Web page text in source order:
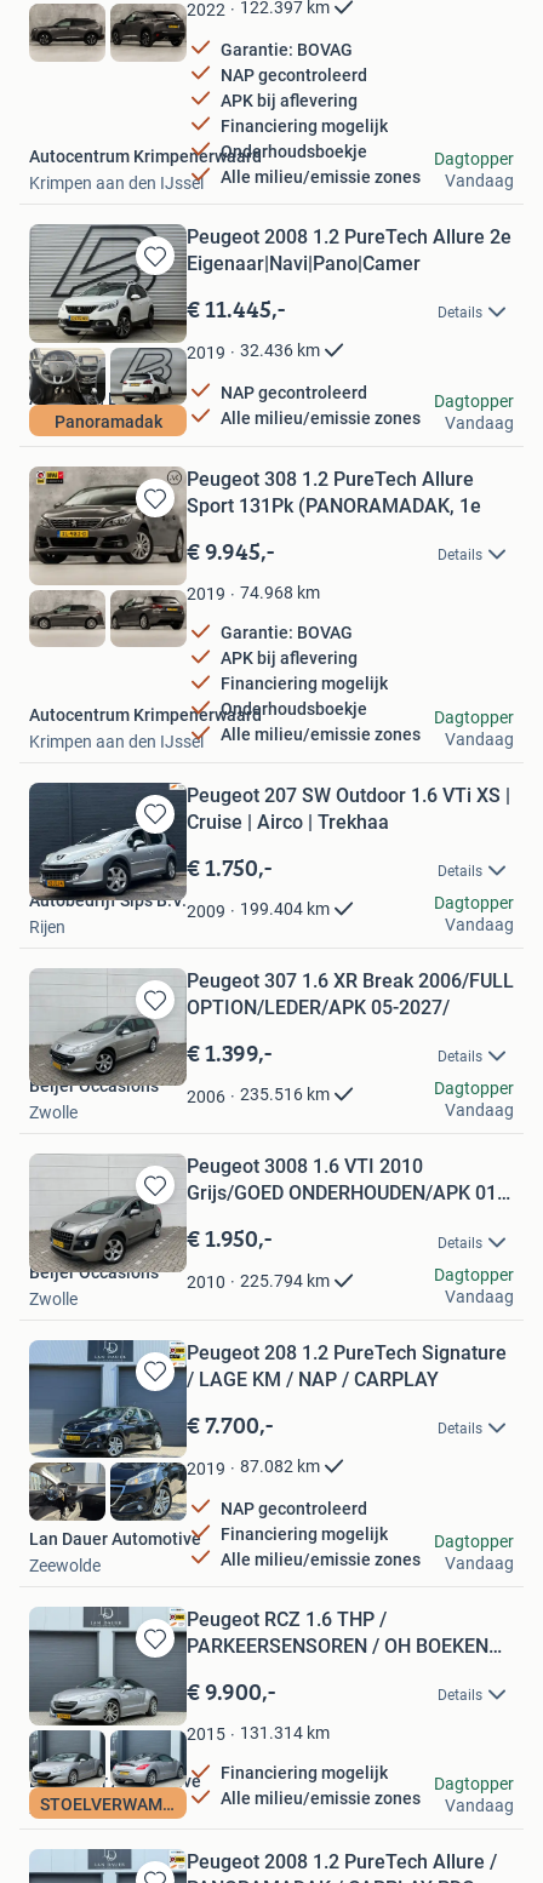
2022 122.397 km
Garantie: BOVAG
NAP gecontroleerd
APK bij aflevering
Financiering mogelijk
Onderhoudsboekje
Alle milieu/emissie zones
Autocentrum Krimpenerwaard
Krimpen aan den IJssel
Dagtopper
Vandaag
Bewaren
in
Mijn
Favorieten
Panoramadak
Peugeot 2008 1.2 PureTech Allure 2e
Eigenaar|Navi|Pano|Camer
€ 11.445,- Details
2019 32.436 km
NAP gecontroleerd
Alle milieu/emissie zones
Autobaan B.V.
Lelystad
Dagtopper
Vandaag
Bewaren
in
Mijn
Favorieten
Peugeot 308 1.2 PureTech Allure
Sport 131Pk (PANORAMADAK, 1e
€ 9.945,- Details
2019 74.968 km
Garantie: BOVAG
APK bij aflevering
Financiering mogelijk
Onderhoudsboekje
Alle milieu/emissie zones
Autocentrum Krimpenerwaard
Krimpen aan den IJssel
Dagtopper
Vandaag
Bewaren
in
Mijn
Favorieten
Peugeot 207 SW Outdoor 1.6 VTi XS |
Cruise | Airco | Trekhaa
€ 1.750,- Details
2009 199.404 km
Autobedrijf Sips B.V.
Rijen
Dagtopper
Vandaag
Bewaren
in
Mijn
Favorieten
Peugeot 307 1.6 XR Break 2006/FULL
OPTION/LEDER/APK 05-2027/
€ 1.399,- Details
2006 235.516 km
Beijer Occasions
Zwolle
Dagtopper
Vandaag
Bewaren
in
Mijn
Favorieten
Peugeot 3008 1.6 VTI 2010
Grijs/GOED ONDERHOUDEN/APK 01-
€ 1.950,- Details
2010 225.794 km
Beijer Occasions
Zwolle
Dagtopper
Vandaag
Bewaren
in
Mijn
Favorieten
Peugeot 208 1.2 PureTech Signature
/ LAGE KM / NAP / CARPLAY
€ 7.700,- Details
2019 87.082 km
NAP gecontroleerd
Financiering mogelijk
Alle milieu/emissie zones
Lan Dauer Automotive
Zeewolde
Dagtopper
Vandaag
Bewaren
in
Mijn
Favorieten
STOELVERWAMING
Peugeot RCZ 1.6 THP /
PARKEERSENSOREN / OH BOEKEN
€ 9.900,- Details
2015 131.314 km
Financiering mogelijk
Alle milieu/emissie zones
Lan Dauer Automotive
Zeewolde
Dagtopper
Vandaag
Peugeot 2008 1.2 PureTech Allure /